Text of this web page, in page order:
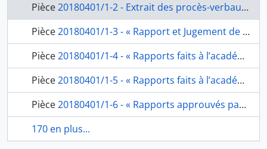
Pièce20180401/1-2 - Extrait des procès-verbaux des séances des 5 septembre, 17 octobre, 30 octobre et 7 septembre 1818 : « rapport de la Section de peinture, sur les tableaux envoyés de Rome par M.M. les pensionnaires », de Quatremère de Quincy, secrétaire perpétuel de la classe des Beaux-arts à l’l’Académie de France à Rome, fol. 13-18
Pièce20180401/1-3 - « Rapport et Jugement de l’Académie Royale des Beaux arts, sur les ouvrages de MM. Les pensionnaires peintres à l’Ecole de Rome », de Quatremère de Quincy, secrétaire perpétuel de la classe des Beaux-arts à l’l’Académie de France à Rome, fol. 19-28
Pièce20180401/1-4 - « Rapports faits à l’académie Royale des Beaux arts et approuvés par elle sur les ouvrages de MM. Les Pensionnaires du Roi à l’Académie de france à Rome envoyés en l’année 1819 », de Quatremère de Quincy, secrétaire perpétuel de la classe des Beaux-arts à l’Académie de France à Rome, fol. 29-32
Pièce20180401/1-5 - « Rapports faits à l’académie Royale des Beaux arts et approuvés par elle sur les ouvrages de MM. Les Pensionnaires du Roi à l’académie de france à Rome envoyés en l’année 1821 », de Quatremère de Quincy, secrétaire perpétuel de la classe des Beaux-arts à l’Académie de France à Rome, fol. 33-36
Pièce20180401/1-6 - « Rapports approuvés par l’académie sur les ouvrages des Pensionnaires Sculpteurs et Graveurs qui lui sont parvenus avant la Séance publique de 1822 », de Quatremère de Quincy, secrétaire perpétuel de la classe des Beaux-arts, à l’Académie de France à Rome, fol. 37-38bis
170 en plus...